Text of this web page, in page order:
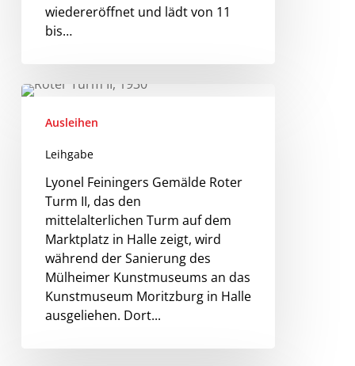
wiedereröffnet und lädt von 11
bis…
Ausleihen
Leihgabe
Lyonel Feiningers Gemälde Roter
Turm II, das den
mittelalterlichen Turm auf dem
Marktplatz in Halle zeigt, wird
während der Sanierung des
Mülheimer Kunstmuseums an das
Kunstmuseum Moritzburg in Halle
ausgeliehen. Dort...